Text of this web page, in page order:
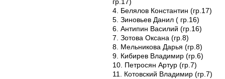
гр.17)
4. Белялов Константин (гр.17)
5. Зиновьев Данил ( гр.16)
6. Антипин Василий (гр.16)
7. Зотова Оксана (гр.8)
8. Мельникова Дарья (гр.8)
9. Кибирев Владимир (гр.6)
10. Петросян Артур (гр.7)
11. Котовский Владимир (гр.7)